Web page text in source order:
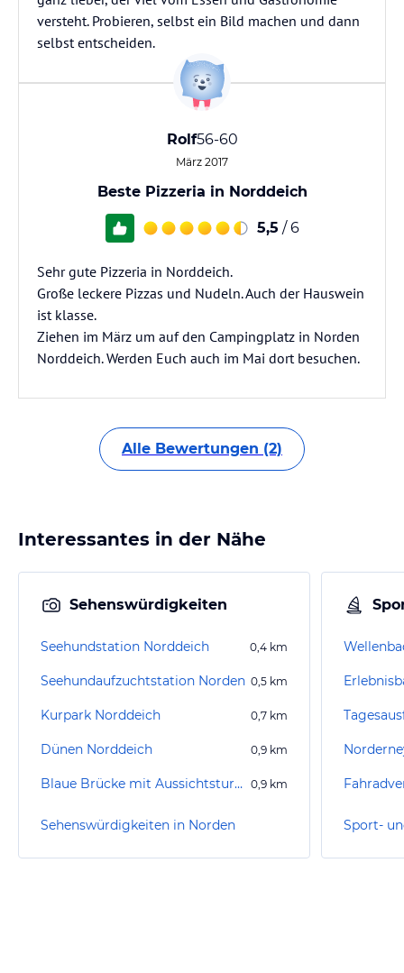
versteht. Probieren, selbst ein Bild machen und dann
selbst entscheiden.
Rolf56-60
März 2017
Beste Pizzeria in Norddeich
5,5 / 6
Sehr gute Pizzeria in Norddeich.
Große leckere Pizzas und Nudeln. Auch der Hauswein
ist klasse.
Ziehen im März um auf den Campingplatz in Norden
Norddeich. Werden Euch auch im Mai dort besuchen.
Alle Bewertungen (2)
Interessantes in der Nähe
Sehenswürdigkeiten
Seehundstation Norddeich 0,4 km
Seehundaufzuchtstation Norden 0,5 km
Kurpark Norddeich 0,7 km
Dünen Norddeich 0,9 km
Blaue Brücke mit Aussichtsturm 0,9 km
Sehenswürdigkeiten in Norden Sport-